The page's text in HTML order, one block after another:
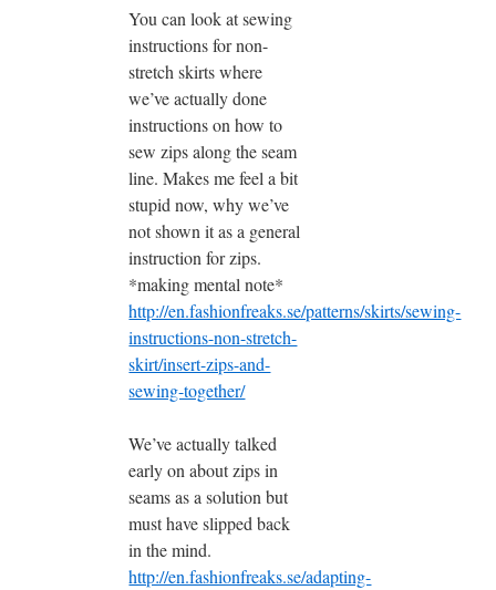
You can look at sewing
instructions for non-
stretch skirts where
we’ve actually done
instructions on how to
sew zips along the seam
line. Makes me feel a bit
stupid now, why we’ve
not shown it as a general
instruction for zips.
*making mental note*
http://en.fashionfreaks.se/patterns/skirts/sewing-
instructions-non-stretch-
skirt/insert-zips-and-
sewing-together/
We’ve actually talked
early on about zips in
seams as a solution but
must have slipped back
in the mind.
http://en.fashionfreaks.se/adapting-